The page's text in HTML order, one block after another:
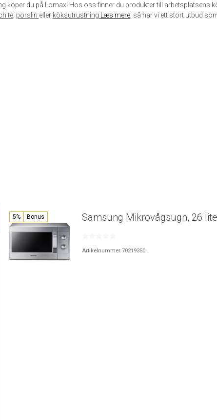
köper du på Lomax! Hos oss finner du produkter till arbetsplatsens
te, porslin eller köksutrustning Læs mere, så har vi ett stort utbud
5% Bonus Samsung Mikrovågsugn, 26
Artikelnummer 70219350